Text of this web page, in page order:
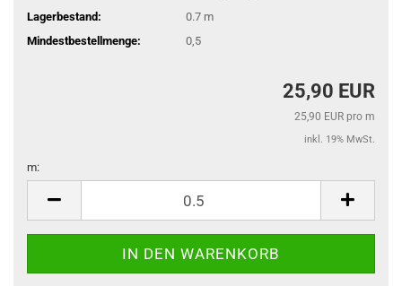
Lagerbestand: 0.7 m
Mindestbestellmenge:
0,5
25,90 EUR
25,90 EUR pro m
inkl. 19% MwSt.
m: